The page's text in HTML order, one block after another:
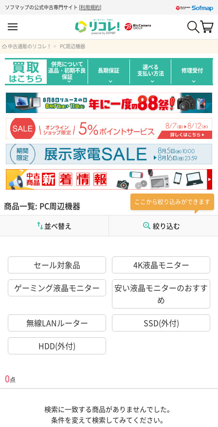
ソフマップの公式中古専門サイト [利用規約]
中古通販のリコレ！ PC周辺機器
併売について
返品・初期不良
保証
長期保証 選べる
支払い方法 修理受付
商品一覧: PC周辺機器 ここから絞り込みができます
絞り込む
並べ替え
セール対象品
4K液晶モニター
ゲーミング液晶モニター
安い液晶モニターのおすす
め
無線LANルーター
SSD(外付)
HDD(外付)
0点
検索に一致する商品がありませんでした。
条件を変えて検索してみてください。